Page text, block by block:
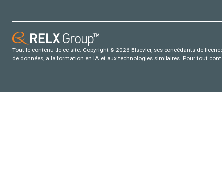
Tout le contenu de ce site: Copyright © 2026 Elsevier, ses concédants de
de données, a la formation en IA et aux technologies similaires. Pour tout